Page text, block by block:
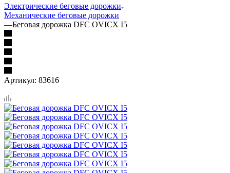
Электрические беговые дорожки
Механические беговые дорожки
—Беговая дорожка DFC OVICX I5
Артикул: 83616